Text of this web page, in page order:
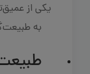
یکی از
به